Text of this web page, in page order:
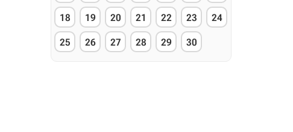
18 19 20 21 22 23 24
25 26 27 28 29 30